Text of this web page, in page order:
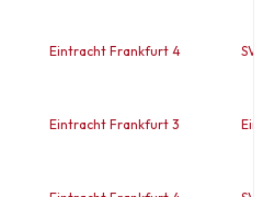
Eintracht Frankfurt 4 SV
Eintracht Frankfurt 3